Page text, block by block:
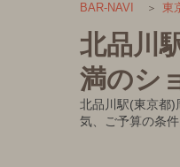
BAR-NAVI 東
北品川
満のシ
北品川駅(東京都)
気、ご予算の条